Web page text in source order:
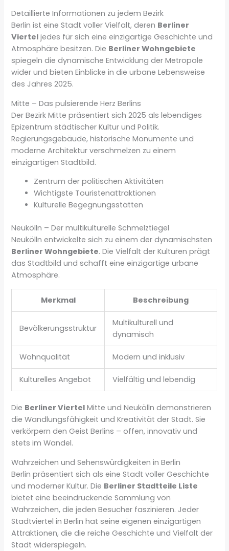
Detaillierte Informationen zu jedem Bezirk
Berlin ist eine Stadt voller Vielfalt, deren Berliner
Viertel jedes für sich eine einzigartige Geschichte und
Atmosphäre besitzen. Die Berliner Wohngebiete
spiegeln die dynamische Entwicklung der Metropole
wider und bieten Einblicke in die urbane Lebensweise
des Jahres 2025.
Mitte – Das pulsierende Herz Berlins
Der Bezirk Mitte präsentiert sich 2025 als lebendiges
Epizentrum städtischer Kultur und Politik.
Regierungsgebäude, historische Monumente und
moderne Architektur verschmelzen zu einem
einzigartigen Stadtbild.
Zentrum der politischen Aktivitäten
Wichtigste Touristenattraktionen
Kulturelle Begegnungsstätten
Neukölln – Der multikulturelle Schmelztiegel
Neukölln entwickelte sich zu einem der dynamischsten
Berliner Wohngebiete. Die Vielfalt der Kulturen prägt
das Stadtbild und schafft eine einzigartige urbane
Atmosphäre.
Merkmal Beschreibung
Bevölkerungsstruktur
Multikulturell und
dynamisch
Wohnqualität Modern und inklusiv
Kulturelles Angebot Vielfältig und lebendig
Die Berliner Viertel Mitte und Neukölln demonstrieren
die Wandlungsfähigkeit und Kreativität der Stadt. Sie
verkörpern den Geist Berlins – offen, innovativ und
stets im Wandel.
Wahrzeichen und Sehenswürdigkeiten in Berlin
Berlin präsentiert sich als eine Stadt voller Geschichte
und moderner Kultur. Die Berliner Stadtteile Liste
bietet eine beeindruckende Sammlung von
Wahrzeichen, die jeden Besucher faszinieren. Jeder
Stadtviertel in Berlin hat seine eigenen einzigartigen
Attraktionen, die die reiche Geschichte und Vielfalt der
Stadt widerspiegeln.